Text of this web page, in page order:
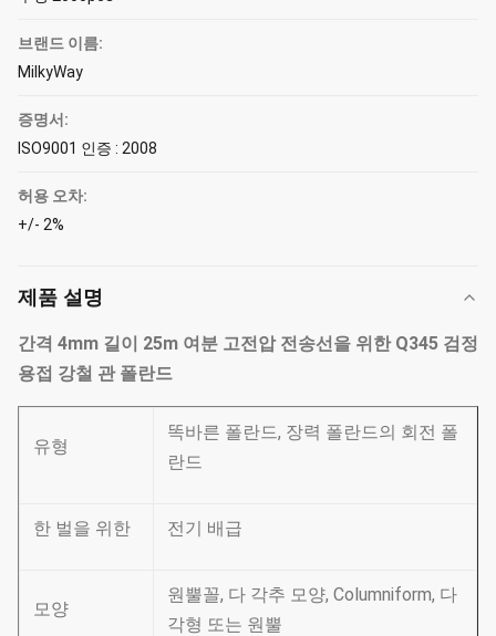
브랜드 이름:
MilkyWay
증명서:
ISO9001 인증 : 2008
허용 오차:
+/- 2%
제품 설명
간격 4mm 길이 25m 여분 고전압 전송선을 위한 Q345 검정
용접 강철 관 폴란드
유형
똑바른 폴란드, 장력 폴란드의 회전 폴
란드
한 벌을 위한 전기 배급
모양
원뿔꼴, 다 각추 모양, Columniform, 다
각형 또는 원뿔